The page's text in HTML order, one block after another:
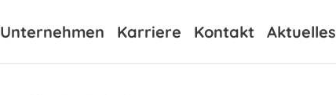
Unternehmen Karriere Kontakt Aktuelles